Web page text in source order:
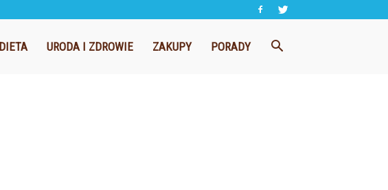
DIETA URODA I ZDROWIE ZAKUPY PORADY